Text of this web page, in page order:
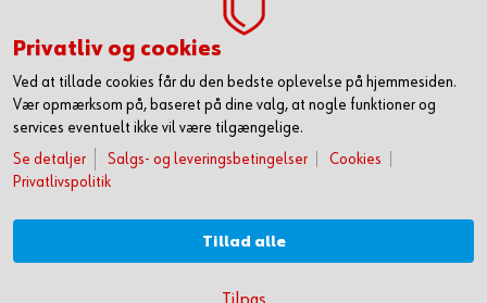
Gå ikke glip af nyheder og skarpe tilbud. Hold dig opdateret
via vores nyhedsbrev. Så får du de seneste nyheder, gode
tilbud og kampagner samt tips og tricks direkte i din
mailindbakke.
Du tilmelder dig her
FØLG OS HER
Privatliv og cookies
Ved at tillade cookies får du den bedste oplevelse på hjemmesiden.
Vær opmærksom på, baseret på dine valg, at nogle funktioner og
services eventuelt ikke vil være tilgængelige.
Se detaljer
Salgs- og leveringsbetingelser
Cookies
Privatlivspolitik
Tillad alle